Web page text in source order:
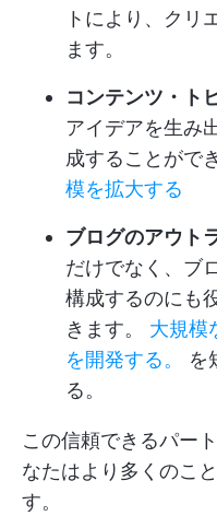
トにより、クリ
ます。
コンテンツ・ト
アイデアを生み
成することがで
模を拡大する
ブログのアウト
だけでなく、ブ
構成するのにも
きます。 大規模
を開発する。
を
る。
この信頼できるパー
なたはより多くのこ
す。